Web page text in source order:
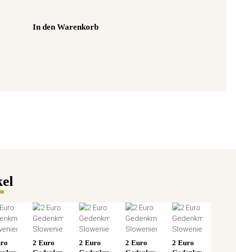
In den Warenkorb
2 Euro
2 Euro
2 Euro
2 Euro